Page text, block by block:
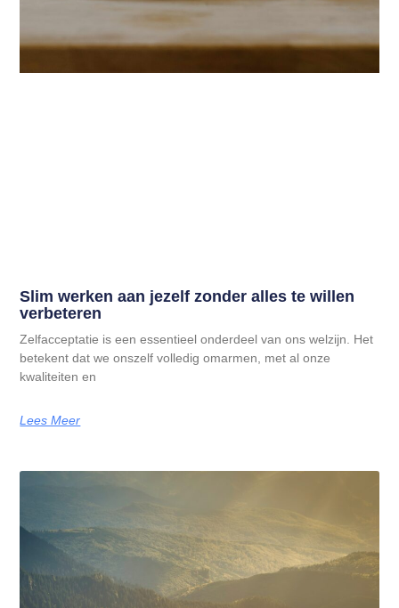
Slim werken aan jezelf zonder alles te willen
verbeteren
Zelfacceptatie is een essentieel onderdeel van ons welzijn. Het
betekent dat we onszelf volledig omarmen, met al onze
kwaliteiten en
Lees Meer